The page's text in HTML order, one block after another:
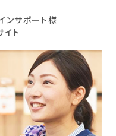
ンサポート様
イト